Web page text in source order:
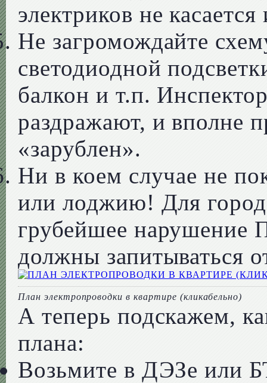
электриков не
Не загромождайте
светодиодной
балкон и т.п.
раздражают, и вполне
«зарублен».
Ни в коем случае не
или лоджию! Для
грубейшее
должны запитываться
План электропроводки в квартире (кликабельно)
А теперь подскажем,
плана:
Возьмите в ДЭЗе или